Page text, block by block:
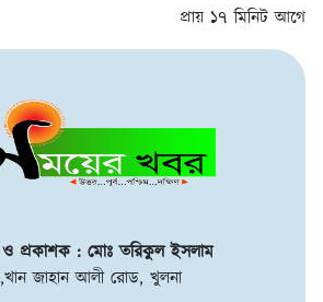
প্রায় ১৭ মিনিট আগে
প্রকাশক : মোঃ তরিকুল ইসলাম
জাহান আলী রোড, খুলনা